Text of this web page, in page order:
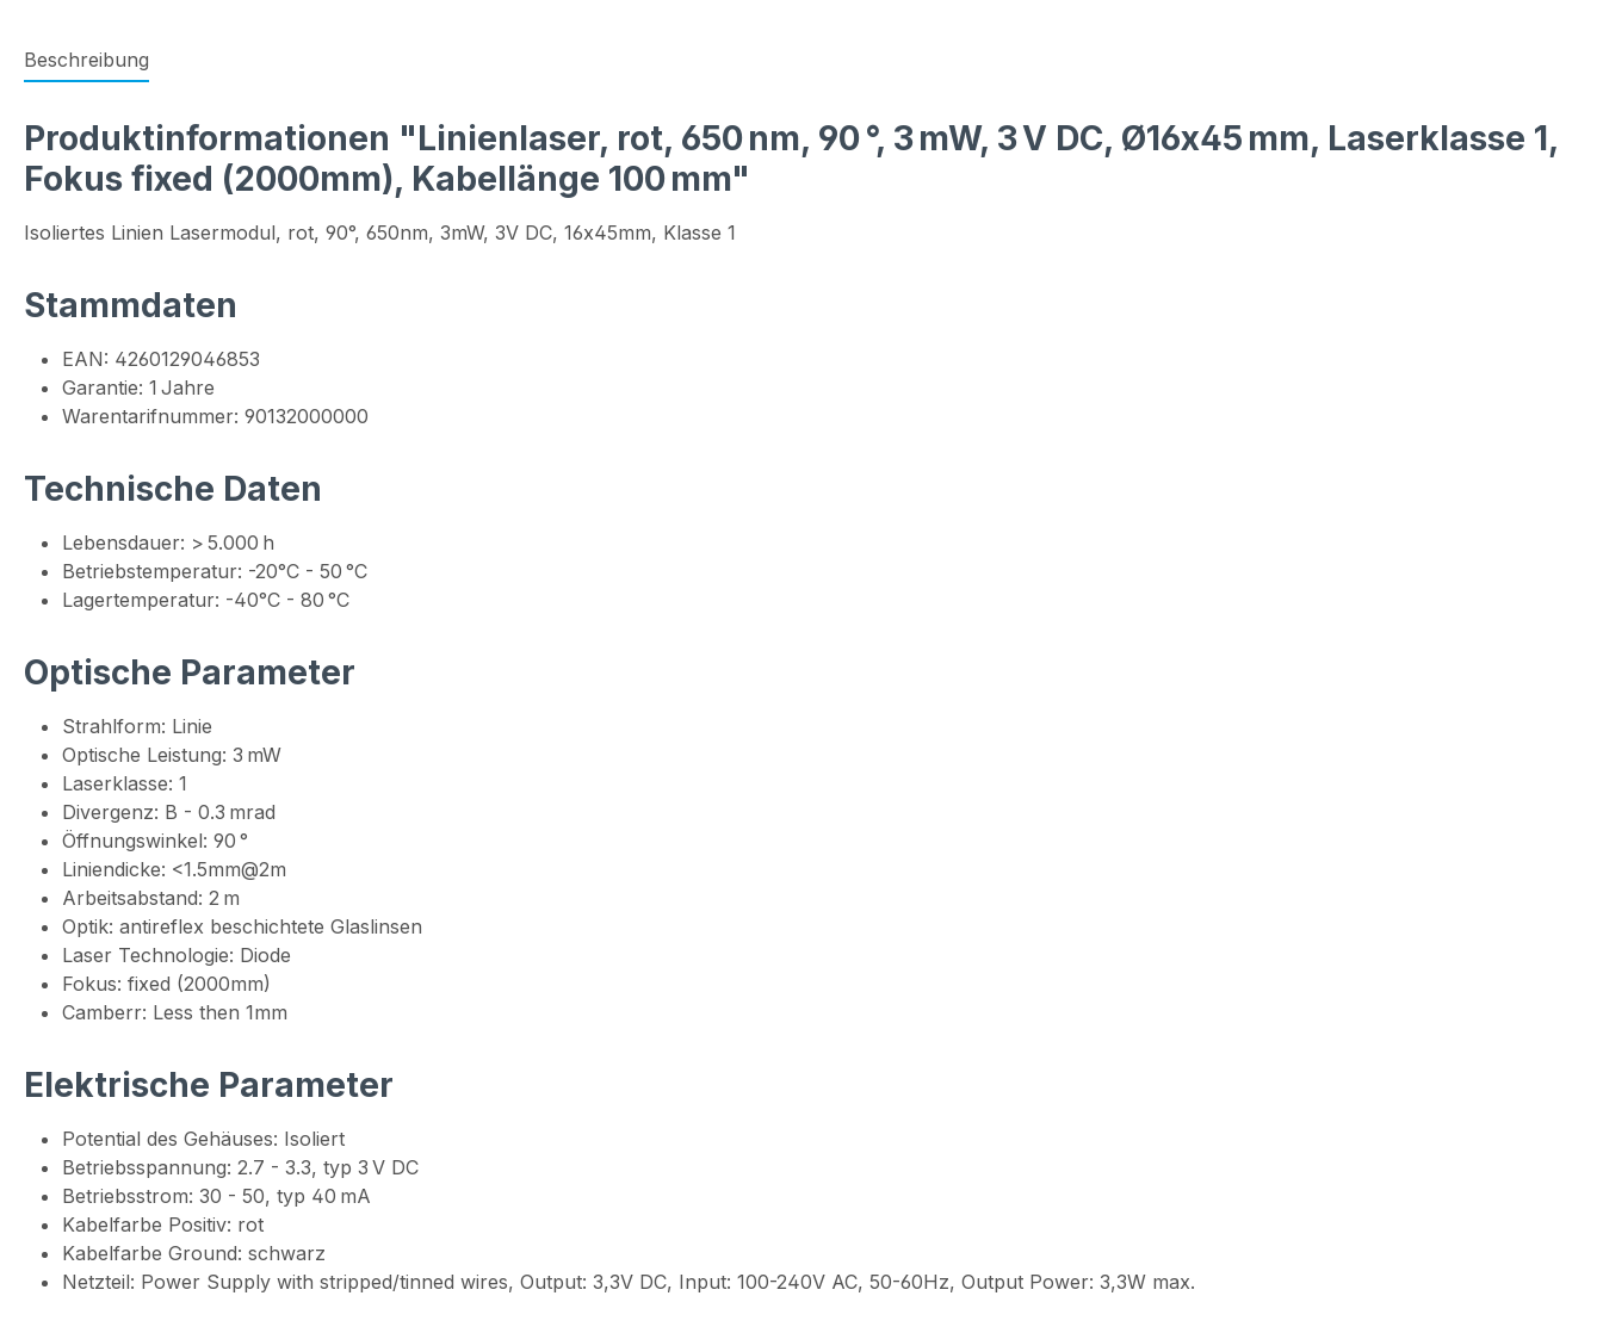
Beschreibung
Produktinformationen "Linienlaser, rot, 650 nm, 90 °, 3 mW, 3 V DC, Ø16x45 mm, Laserklasse 1,
Fokus fixed (2000mm), Kabellänge 100 mm"
Isoliertes Linien Lasermodul, rot, 90°, 650nm, 3mW, 3V DC, 16x45mm, Klasse 1
Stammdaten
EAN: 4260129046853
Garantie: 1 Jahre
Warentarifnummer: 90132000000
Technische Daten
Lebensdauer: > 5.000 h
Betriebstemperatur: -20°C - 50 °C
Lagertemperatur: -40°C - 80 °C
Optische Parameter
Strahlform: Linie
Optische Leistung: 3 mW
Laserklasse: 1
Divergenz: B - 0.3 mrad
Öffnungswinkel: 90 °
Liniendicke: <1.5mm@2m
Arbeitsabstand: 2 m
Optik: antireflex beschichtete Glaslinsen
Laser Technologie: Diode
Fokus: fixed (2000mm)
Camberr: Less then 1mm
Elektrische Parameter
Potential des Gehäuses: Isoliert
Betriebsspannung: 2.7 - 3.3, typ 3 V DC
Betriebsstrom: 30 - 50, typ 40 mA
Kabelfarbe Positiv: rot
Kabelfarbe Ground: schwarz
Netzteil: Power Supply with stripped/tinned wires, Output: 3,3V DC, Input: 100-240V AC, 50-60Hz, Output Power: 3,3W max.